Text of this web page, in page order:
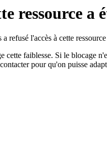
ressource a
refusé l'accès à cette
cette faiblesse. Si le blocage
pour qu'on puisse